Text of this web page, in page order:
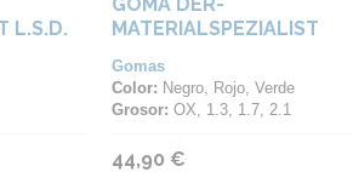
L.S.D.
MATERIALSPEZIALIST
Gomas
Color: Negro, Rojo, Verde
Grosor: OX, 1.3, 1.7, 2.1
44,90 €